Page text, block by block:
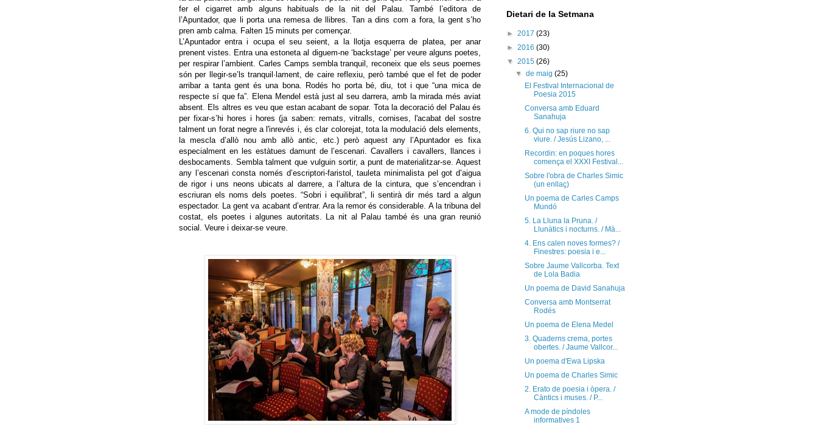
fer el cigarret amb alguns habituals de la nit del Palau. També l’editora de
l’Apuntador, que li porta una remesa de llibres. Tan a dins com a fora, la gent s’ho
pren amb calma. Falten 15 minuts per començar.
L’Apuntador entra i ocupa el seu seient, a la llotja esquerra de platea, per anar
prenent vistes. Entra una estoneta al diguem-ne ‘backstage’ per veure alguns poetes,
per respirar l’ambient. Carles Camps sembla tranquil, reconeix que els seus poemes
són per llegir-se’ls tranquil·lament, de caire reflexiu, però també que el fet de poder
arribar a tanta gent és una bona. Rodés ho porta bé, diu, tot i que “una mica de
respecte sí que fa”. Elena Mendel està just al seu darrera, amb la mirada més aviat
absent. Els altres es veu que estan acabant de sopar. Tota la decoració del Palau és
per fixar-s’hi hores i hores (ja saben: remats, vitralls, cornises, l'acabat del sostre
talment un forat negre a l'inrevés i, és clar colorejat, tota la modulació dels elements,
la mescla d’allò nou amb allò antic, etc.) però aquest any l’Apuntador es fixa
especialment en les estàtues damunt de l’escenari. Cavallers i cavallers, llances i
desbocaments. Sembla talment que vulguin sortir, a punt de materialitzar-se. Aquest
any l’escenari consta només d’escriptori-faristol, tauleta minimalista pel got d’aigua
de rigor i uns neons ubicats al darrere, a l’altura de la cintura, que s’encendran i
escriuran els noms dels poetes. “Sobri i equilibrat”, li sentirà dir més tard a algun
espectador. La gent va acabant d’entrar. Ara la remor és considerable. A la tribuna del
costat, els poetes i algunes autoritats. La nit al Palau també és una gran reunió
social. Veure i deixar-se veure.
Dietari de la Setmana
► 2017 (23)
► 2016 (30)
▼ 2015 (26)
▼de maig(25)
El Festival Internacional de
Poesia 2015
Conversa amb Eduard
Sanahuja
6. Qui no sap riure no sap
viure. / Jesús Lizano, ...
Recordin: en poques hores
comença el XXXI Festival...
Sobre l'obra de Charles Simic
(un enllaç)
Un poema de Carles Camps
Mundó
5. La Lluna la Pruna. /
Llunàtics i nocturns. / Mà...
4. Ens calen noves formes? /
Finestres: poesia i e...
Sobre Jaume Vallcorba. Text
de Lola Badia
Un poema de David Sanahuja
Conversa amb Montserrat
Rodés
Un poema de Elena Medel
3. Quaderns crema, portes
obertes. / Jaume Vallcor...
Un poema d'Ewa Lipska
Un poema de Charles Simic
2. Erato de poesia i òpera. /
Càntics i muses. / P...
A mode de píndoles
informatives 1